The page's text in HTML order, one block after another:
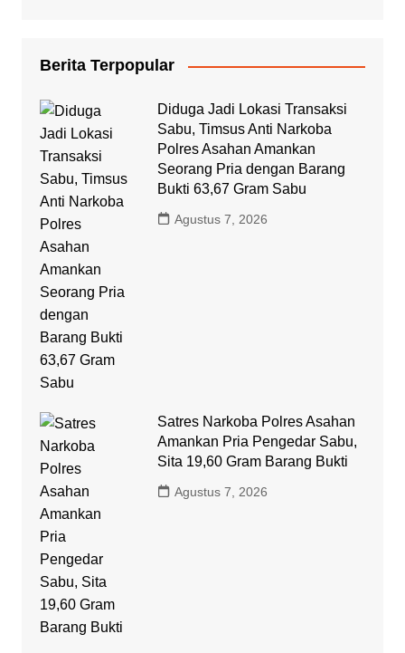
Berita Terpopular
Diduga Jadi Lokasi Transaksi
Sabu, Timsus Anti Narkoba
Polres Asahan Amankan
Seorang Pria dengan Barang
Bukti 63,67 Gram Sabu
Agustus 7, 2026
Satres Narkoba Polres Asahan
Amankan Pria Pengedar Sabu,
Sita 19,60 Gram Barang Bukti
Agustus 7, 2026